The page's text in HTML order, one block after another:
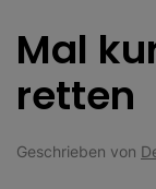
Mal
retten
Geschrieben von